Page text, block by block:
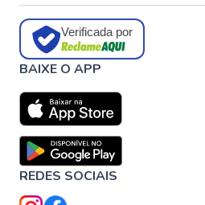
Verificada por
BAIXE O APP
REDES SOCIAIS